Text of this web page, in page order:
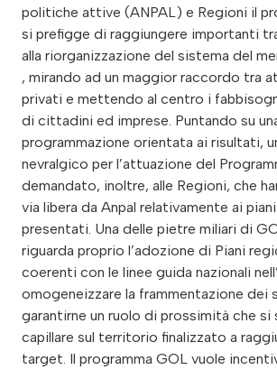
politiche attive (ANPAL) e Regioni il
si prefigge di raggiungere importanti
alla riorganizzazione del sistema del
, mirando ad un maggior raccordo tra
privati e mettendo al centro i
di cittadini ed imprese. Puntando su
programmazione orientata ai risultati,
nevralgico per l’attuazione del
demandato, inoltre, alle Regioni, che
via libera da Anpal relativamente ai
presentati. Una delle pietre miliari di
riguarda proprio l’adozione di Piani
coerenti con le linee guida nazionali
omogeneizzare la frammentazione dei
garantirne un ruolo di prossimità che si
capillare sul territorio finalizzato a
target. Il programma GOL vuole